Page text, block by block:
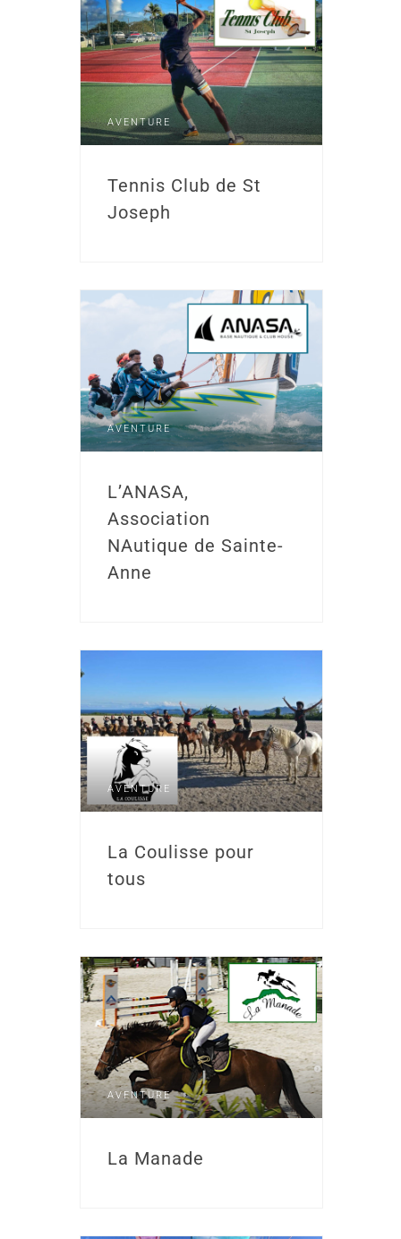
AVENTURE
Tennis Club de St
Joseph
AVENTURE
L’ANASA,
Association
NAutique de Sainte-
Anne
AVENTURE
La Coulisse pour
tous
AVENTURE
La Manade